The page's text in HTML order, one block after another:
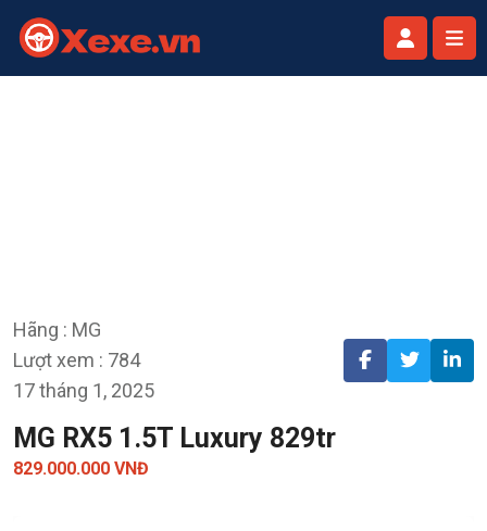
Hãng : MG
Lượt xem : 784
17 tháng 1, 2025
MG RX5 1.5T Luxury 829tr
829.000.000 VNĐ